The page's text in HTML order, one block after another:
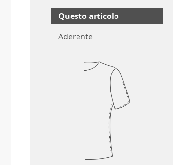
Questo articolo
Aderente